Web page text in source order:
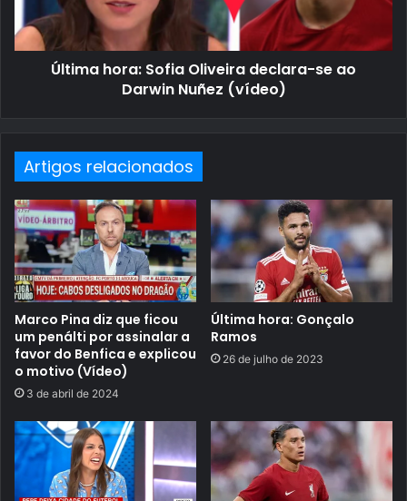
Última hora: Sofia Oliveira declara-se ao
Darwin Nuñez (vídeo)
Artigos relacionados
Marco Pina diz que ficou
um penálti por assinalar a
favor do Benfica e explicou
o motivo (Vídeo)
3 de abril de 2024
Última hora: Gonçalo
Ramos
26 de julho de 2023